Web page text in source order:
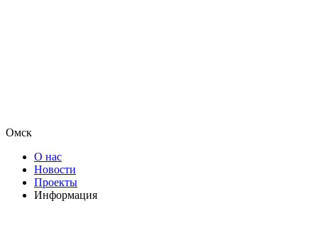
Омск
О нас
Новости
Проекты
Информация